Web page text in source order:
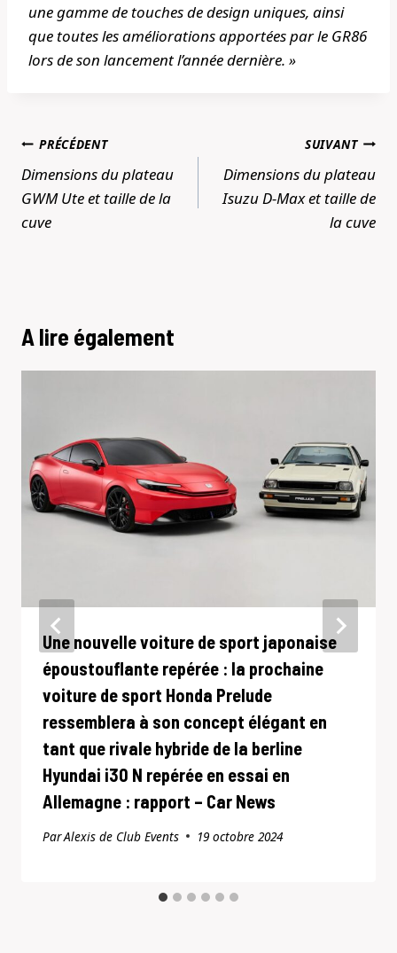
une gamme de touches de design uniques, ainsi
que toutes les améliorations apportées par le GR86
lors de son lancement l’année dernière. »
Navigation
de
l’article
PRÉCÉDENT
Dimensions du plateau
GWM Ute et taille de la
cuve
SUIVANT
Dimensions du plateau
Isuzu D-Max et taille de
la cuve
A lire également
Une nouvelle voiture de sport japonaise
époustouflante repérée : la prochaine
voiture de sport Honda Prelude
ressemblera à son concept élégant en
tant que rivale hybride de la berline
Hyundai i30 N repérée en essai en
Allemagne : rapport – Car News
ParAlexis de Club Events 19 octobre 2024